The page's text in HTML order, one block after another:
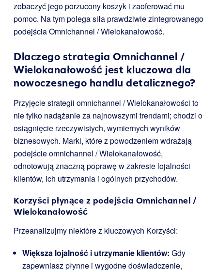
zobaczyć jego porzucony koszyk i zaoferować mu
pomoc. Na tym polega siła prawdziwie zintegrowanego
podejścia Omnichannel / Wielokanałowość.
Dlaczego strategia Omnichannel /
Wielokanałowość jest kluczowa dla
nowoczesnego handlu detalicznego?
Przyjęcie strategii omnichannel / Wielokanałowości to
nie tylko nadążanie za najnowszymi trendami; chodzi o
osiągnięcie rzeczywistych, wymiernych wyników
biznesowych. Marki, które z powodzeniem wdrażają
podejście omnichannel / Wielokanałowość,
odnotowują znaczną poprawę w zakresie lojalności
klientów, ich utrzymania i ogólnych przychodów.
Korzyści płynące z podejścia Omnichannel /
Wielokanałowość
Przeanalizujmy niektóre z kluczowych Korzyści:
Większa lojalność i utrzymanie klientów: Gdy
zapewniasz płynne i wygodne doświadczenie,